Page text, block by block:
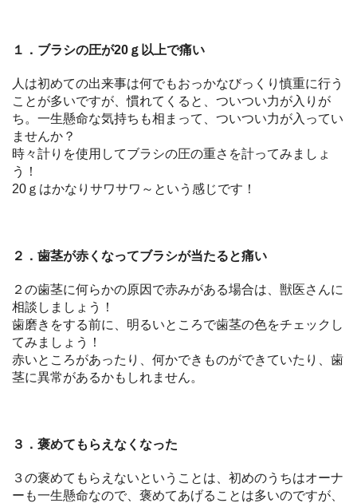
１．ブラシの圧が20ｇ以上で痛い
人は初めての出来事は何でもおっかなびっくり慎重に行う
ことが多いですが、慣れてくると、ついつい力が入りが
ち。一生懸命な気持ちも相まって、ついつい力が入ってい
ませんか？
時々計りを使用してブラシの圧の重さを計ってみましょ
う！
20ｇはかなりサワサワ～という感じです！
２．歯茎が赤くなってブラシが当たると痛い
２の歯茎に何らかの原因で赤みがある場合は、獣医さんに
相談しましょう！
歯磨きをする前に、明るいところで歯茎の色をチェックし
てみましょう！
赤いところがあったり、何かできものができていたり、歯
茎に異常があるかもしれません。
３．褒めてもらえなくなった
３の褒めてもらえないということは、初めのうちはオーナ
ーも一生懸命なので、褒めてあげることは多いのですが、